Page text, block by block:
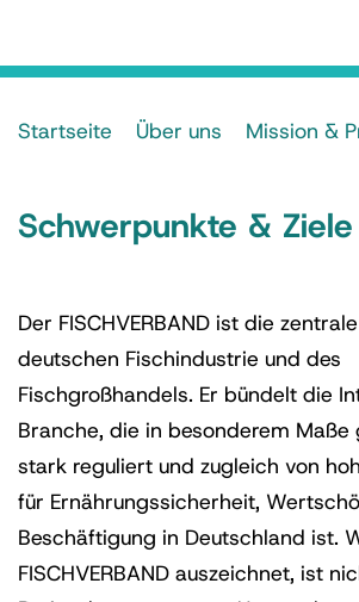
Startseite Über uns Mission &
Schwerpunkte & Ziele
Der FISCHVERBAND ist die
deutschen Fischindustrie und des
Fischgroßhandels. Er bündelt die
Branche, die in besonderem Maße
stark reguliert und zugleich von
für Ernährungssicherheit,
Beschäftigung in Deutschland ist.
FISCHVERBAND auszeichnet, ist